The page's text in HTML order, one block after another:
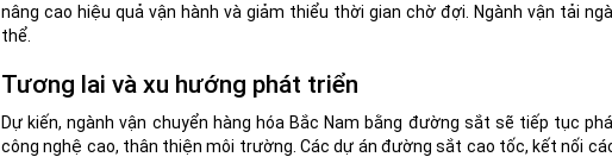
nâng cao hiệu quả vận hành và giảm thiểu thời gian chờ đợi. Ngành vận tải
thể.
Tương lai và xu hướng phát triển
Dự kiến, ngành vận chuyển hàng hóa Bắc Nam bằng đường sắt sẽ tiếp tục
công nghệ cao, thân thiện môi trường. Các dự án đường sắt cao tốc, kết nối